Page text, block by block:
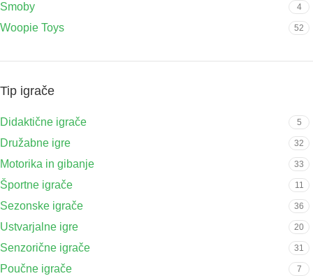
Smoby 4
Woopie Toys 52
Tip igrače
Didaktične igrače 5
Družabne igre 32
Motorika in gibanje 33
Športne igrače 11
Sezonske igrače 36
Ustvarjalne igre 20
Senzorične igrače 31
Poučne igrače 7